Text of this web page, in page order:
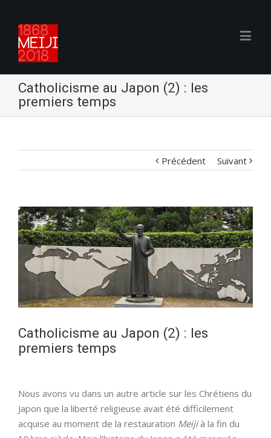
Catholicisme au Japon (2) : les
premiers temps
Précédent Suivant
Voir
l'image
agrandie
Catholicisme au Japon (2) : les
premiers temps
Nous avons vu dans un autre article sur les Chrétiens du
Japon que la liberté religieuse avait été difficilement
acquise au moment de la restauration Meijià la fin du